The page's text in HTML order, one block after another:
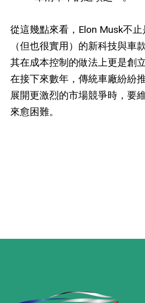
從這幾點來看， Elon Musk不止
（但也很實用）的新科技與車
其在成本控制的做法上更是創
在接下來數年，傳統車廠紛紛
展開更激烈的市場競爭時，要
來愈困難。